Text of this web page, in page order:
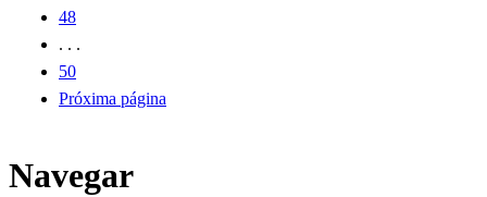
48
. . .
50
Próxima página
Navegar